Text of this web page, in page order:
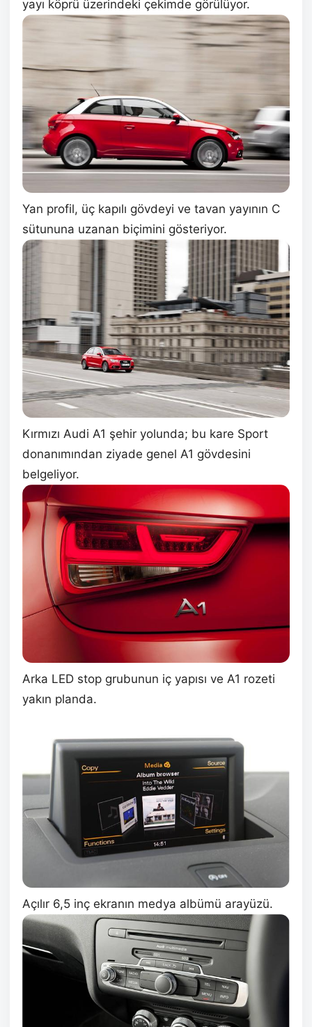
yayı köprü üzerindeki çekimde görülüyor.
Yan profil, üç kapılı gövdeyi ve tavan yayının C
sütununa uzanan biçimini gösteriyor.
Kırmızı Audi A1 şehir yolunda; bu kare Sport
donanımından ziyade genel A1 gövdesini
belgeliyor.
Arka LED stop grubunun iç yapısı ve A1 rozeti
yakın planda.
Açılır 6,5 inç ekranın medya albümü arayüzü.